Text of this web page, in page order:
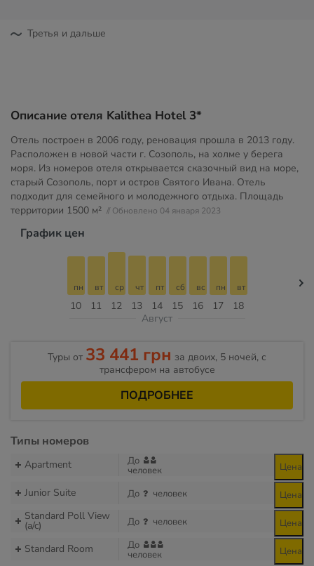
Третья и дальше
Описание отеля Kalithea Hotel 3*
Отель построен в 2006 году, реновация прошла в 2013 году.
Расположен в новой части г. Созополь, на холме у берега
моря. Из номеров отеля открывается сказочный вид на море,
старый Созополь, порт и остров Святого Ивана. Отель
подходит для семейного и молодежного отдыха. Площадь
территории 1500 м² // Обновлено 04 января 2023
График цен
10
пн
11
вт
12
ср
13
чт
14
пт
15
сб
16
вс
17
пн
18
вт
Август
Туры от 33 441 грн за двоих, 5 ночей, с
трансфером на автобусе
ПОДРОБНЕЕ
Типы номеров
Apartment До
человек Цена
Junior Suite До человек Цена
Standard Poll View
(a/c) До человек Цена
Standard Room До
человек Цена